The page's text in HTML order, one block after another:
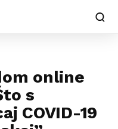
online
s
COVID-19